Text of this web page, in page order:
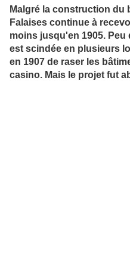
Malgré la construction du
Falaises continue à
moins jusqu'en 1905.
est scindée en plusieurs
en 1907 de raser les
casino. Mais le projet fut